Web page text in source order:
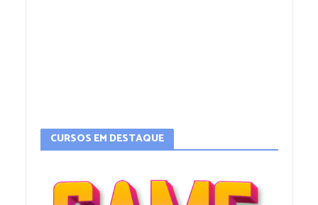
CURSOS EM DESTAQUE